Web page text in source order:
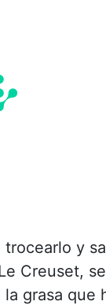
y
Creuset,
grasa que